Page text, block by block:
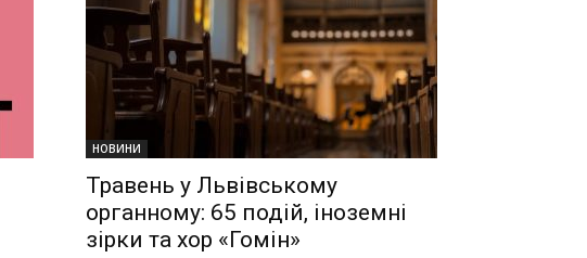
НОВИНИ
Травень у Львівському
органному: 65 подій, іноземні
зірки та хор «Гомін»